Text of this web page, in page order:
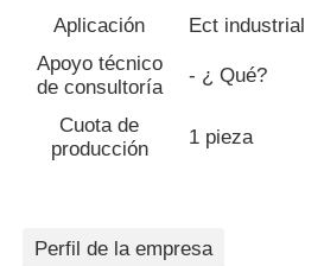
Controlador lógico programable
Controlador PLC
Aplicación
Ect industrial
Apoyo técnico
de consultoría
- ¿ Qué?
Cuota de
producción
1 pieza
Perfil de la empresa